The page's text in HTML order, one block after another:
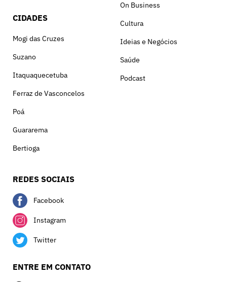
CIDADES
Mogi das Cruzes
Suzano
Itaquaquecetuba
Ferraz de Vasconcelos
Poá
Guararema
Bertioga
On Business
Cultura
Ideias e Negócios
Saúde
Podcast
REDES SOCIAIS
Facebook
Instagram
Twitter
ENTRE EM CONTATO